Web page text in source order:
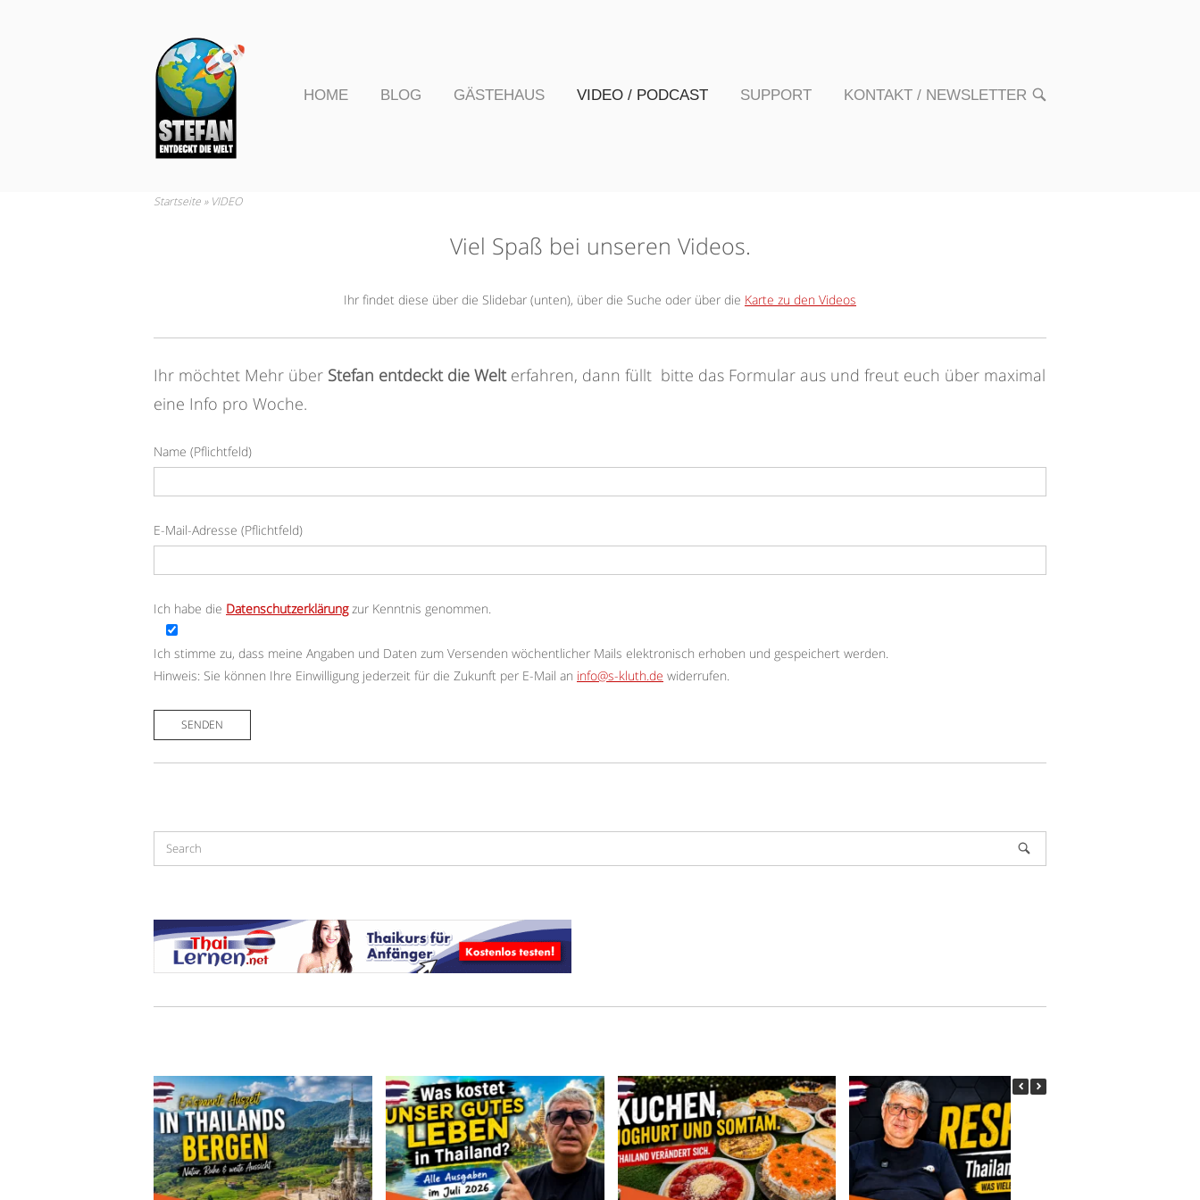
Home
HOME BLOG GÄSTEHAUS VIDEO / PODCAST SUPPORT KONTAKT / NEWSLETTER OPEN
Startseite » VIDEO
Viel Spaß bei unseren Videos.
Ihr findet diese über die Slidebar (unten), über die Suche oder über die Karte zu den Videos
Ihr möchtet Mehr über Stefan entdeckt die Welterfahren, dann füllt bitte das Formular aus und freut euch über maximal
eine Info pro Woche.
Name (Pflichtfeld)
E-Mail-Adresse (Pflichtfeld)
Ich habe die Datenschutzerklärungzur Kenntnis genommen.
Ich stimme zu, dass meine Angaben und Daten zum Versenden wöchentlicher Mails elektronisch erhoben und gespeichert werden.
Hinweis: Sie können Ihre Einwilligung jederzeit für die Zukunft per E-Mail an info@s-kluth.de widerrufen.